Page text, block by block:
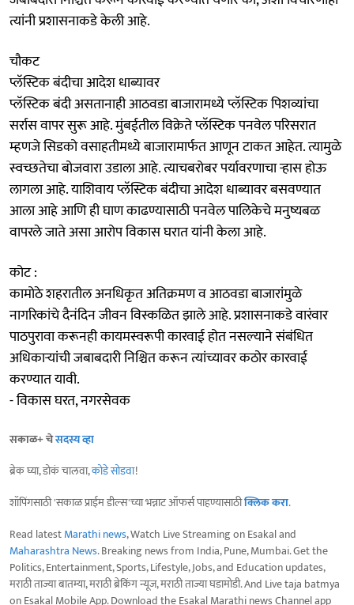
त्यांनी प्रशासनाकडे केली आहे.
चौकट
प्लॅस्टिक बंदीचा आदेश धाब्यावर
प्लॅस्टिक बंदी असतानाही आठवडा बाजारामध्ये प्लॅस्टिक पिशव्यांचा
सर्रास वापर सुरू आहे. मुंबईतील विक्रेते प्लॅस्टिक पनवेल परिसरात
म्हणजे सिडको वसाहतीमध्ये बाजारामार्फत आणून टाकत आहेत. त्यामुळे
स्वच्छतेचा बोजवारा उडाला आहे. त्याचबरोबर पर्यावरणाचा ऱ्हास होऊ
लागला आहे. याशिवाय प्लॅस्टिक बंदीचा आदेश धाब्यावर बसवण्यात
आला आहे आणि ही घाण काढण्यासाठी पनवेल पालिकेचे मनुष्यबळ
वापरले जाते असा आरोप विकास घरात यांनी केला आहे.
कोट :
कामोठे शहरातील अनधिकृत अतिक्रमण व आठवडा बाजारांमुळे
नागरिकांचे दैनंदिन जीवन विस्कळित झाले आहे. प्रशासनाकडे वारंवार
पाठपुरावा करूनही कायमस्वरूपी कारवाई होत नसल्याने संबंधित
अधिकाऱ्यांची जबाबदारी निश्चित करून त्यांच्यावर कठोर कारवाई
करण्यात यावी.
- विकास घरत, नगरसेवक
सकाळ+ चेसदस्य व्हा
ब्रेक घ्या, डोकं चालवा,कोडे सोडवा!
शॉपिंगसाठी 'सकाळ प्राईम डील्स'च्या भन्नाट ऑफर्स पाहण्यासाठीक्लिक करा.
Read latestMarathi news, Watch Live Streaming on Esakal and
Maharashtra News. Breaking news from India, Pune, Mumbai. Get the
Politics, Entertainment, Sports, Lifestyle, Jobs, and Education updates,
मराठी ताज्या बातम्या, मराठी ब्रेकिंग न्यूज, मराठी ताज्या घडामोडी. And Live taja batmya
on Esakal Mobile App. Download the Esakal Marathi news Channel app